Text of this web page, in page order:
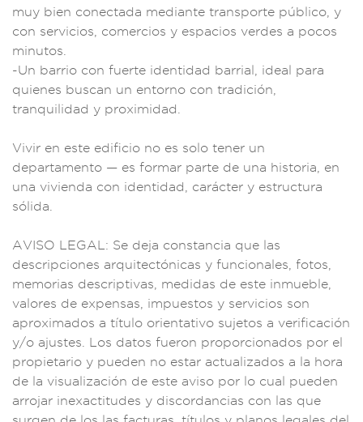
muy bien conectada mediante transporte público, y
con servicios, comercios y espacios verdes a pocos
minutos.
-Un barrio con fuerte identidad barrial,
ideal para
quienes buscan un entorno con tradición
tranquilidad y proximidad.
Vivir en este edificio no es solo tener un
departamento — es formar parte de una historia,
en
una vivienda con identidad, carácter y estructura
sól ida.
AVISO LEGAL: Se deja constancia que las
descripciones arquitectónicas y funcionales, fotos,
memorias descriptivas, medidas de este inmueble,
va lores de expensas, impuestos y servicios son
aproximados a títul o orientativo sujetos a verificación
y/o ajustes. Los datos fueron proporcionados por el
propietario y pueden no estar actualizados a la hora
de la visualización de este aviso por lo cual pueden
arrojar inexactitudes y discordancias con l as que